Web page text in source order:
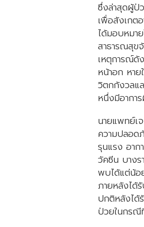
ซึ่งล่าสุดผู้ป่
เพื่อสังเกต
ได้มอบหมา
สาธารณสุข
เหตุการณ์
หน้าอก หาย
วิตกกังวลแ
หนึ่งมีอากา
นายแพทย์เ
ความปลอด
รุนแรง อา
วัคซีน บางร
พบได้แต่น้อ
ภายหลังได้
ปกติหลังได้
ป่วยในกรณี